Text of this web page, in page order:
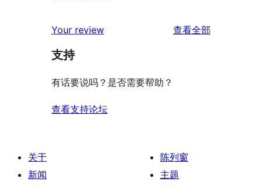
Your review 查看全部
支持
有话要说吗？是否需要帮助？
查看支持论坛
关于
新闻
陈列窗
主题